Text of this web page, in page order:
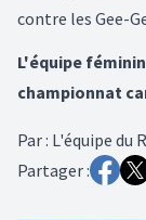
contre les Gee-
L'équipe
championnat
Par: L'équipe du
Partager :